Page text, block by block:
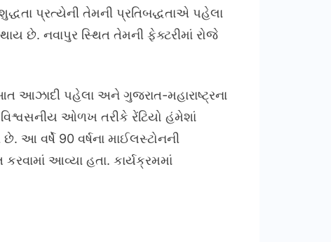
પ્રત્યેની તેમની પ્રતિબદ્ધતાએ પહેલા
છે. નવાપુર સ્થિત તેમની ફેક્ટરીમાં રોજે
આઝાદી પહેલા અને ગુજરાત-મહારાષ્ટ્રના
વિશ્વસનીય ઓળખ તરીકે રેંટિયો હંમેશાં
આ વર્ષે 90 વર્ષના માઈલસ્ટોનની
આવ્યા હતા. કાર્યક્રમમાં